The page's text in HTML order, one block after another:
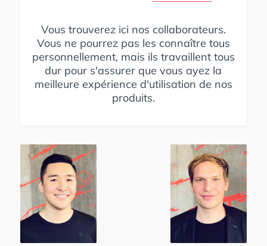
Vous trouverez ici nos collaborateurs.
Vous ne pourrez pas les connaître tous
personnellement, mais ils travaillent tous
dur pour s'assurer que vous ayez la
meilleure expérience d'utilisation de nos
produits.